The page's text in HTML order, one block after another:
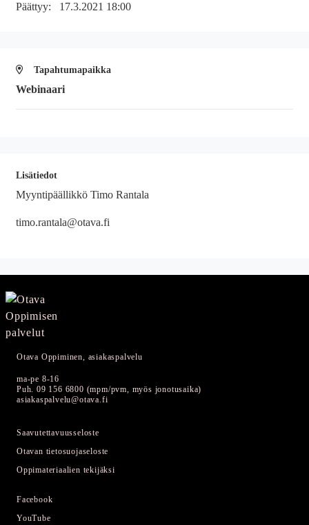
Päättyy: 17.3.2021 18:00
Tapahtumapaikka
Webinaari
Lisätiedot
Myyntipäällikkö Timo Rantala
timo.rantala@otava.fi
Otava Oppiminen, asiakaspalvelu
ma-pe 8-16
Puh. 09 156 6800 (mpm/pvm, myös jonotusaika)
asiakaspalvelu@otava.fi
Saavutettavuusseloste
Otavan tietosuojaseloste
Oppimateriaalien tekijäksi
Facebook
YouTube